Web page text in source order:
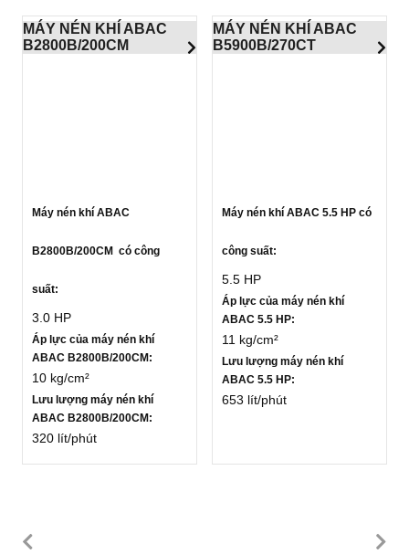
MÁY NÉN KHÍ ABAC
B2800B/200CM
Máy nén khí ABAC
B2800B/200CM có công
suất:
3.0 HP
Áp lực của máy nén khí
ABAC B2800B/200CM:
10 kg/cm²
Lưu lượng máy nén khí
ABAC B2800B/200CM:
320 lít/phút
MÁY NÉN KHÍ ABAC
B5900B/270CT
Máy nén khí ABAC 5.5 HP có
công suất:
5.5 HP
Áp lực của máy nén khí
ABAC 5.5 HP:
11 kg/cm²
Lưu lượng máy nén khí
ABAC 5.5 HP:
653 lít/phút